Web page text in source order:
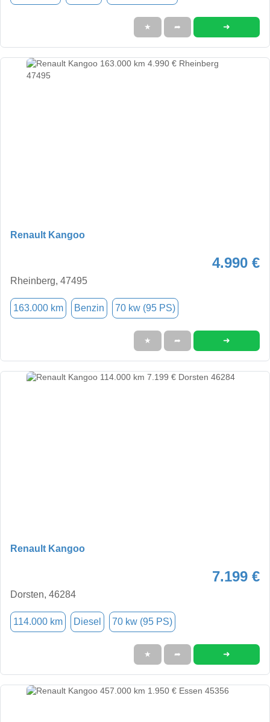
★ ➦ ➜
Renault Kangoo
4.990 €
Rheinberg, 47495
163.000 km Benzin 70 kw (95 PS)
★ ➦ ➜
Renault Kangoo
7.199 €
Dorsten, 46284
114.000 km Diesel 70 kw (95 PS)
★ ➦ ➜